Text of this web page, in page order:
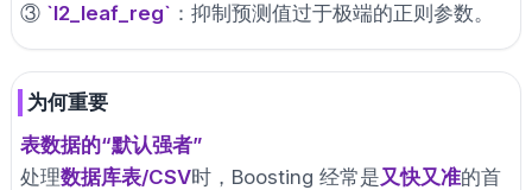
③ `l2_leaf_reg` ：抑制预测值过于极端的正则参数。
为何重要
表数据的“默认强者”
处理数据库表/CSV时，Boosting 经常是又快又准的首